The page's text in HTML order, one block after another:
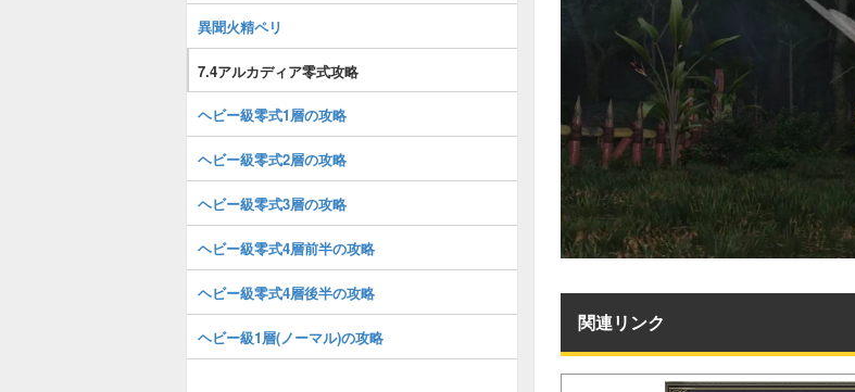
関連リンク
異聞火精ペリ
7.4アルカディア零式攻略
ヘビー級零式1層の攻略
ヘビー級零式2層の攻略
ヘビー級零式3層の攻略
ヘビー級零式4層前半の攻略
ヘビー級零式4層後半の攻略
ヘビー級1層(ノーマル)の攻略